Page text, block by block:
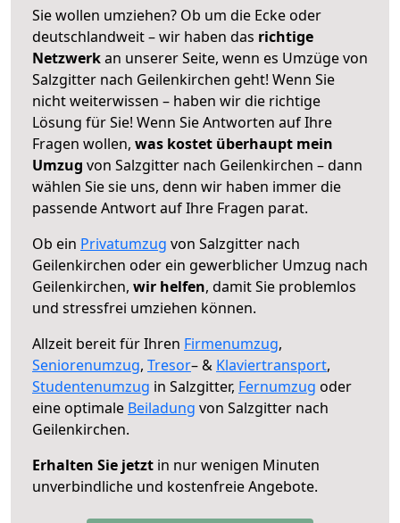
Sie wollen umziehen? Ob um die Ecke oder
deutschlandweit – wir haben das richtige
Netzwerkan unserer Seite, wenn es Umzüge von
Salzgitter nach Geilenkirchen geht! Wenn Sie
nicht weiterwissen – haben wir die richtige
Lösung für Sie! Wenn Sie Antworten auf Ihre
Fragen wollen, was kostet überhaupt mein
Umzug von Salzgitter nach Geilenkirchen – dann
wählen Sie sie uns, denn wir haben immer die
passende Antwort auf Ihre Fragen parat.
Ob ein Privatumzug von Salzgitter nach
Geilenkirchen oder ein gewerblicher Umzug nach
Geilenkirchen, wir helfen, damit Sie problemlos
und stressfrei umziehen können.
Allzeit bereit für Ihren Firmenumzug,
Seniorenumzug, Tresor– & Klaviertransport,
Studentenumzug in Salzgitter, Fernumzug oder
eine optimale Beiladung von Salzgitter nach
Geilenkirchen.
Erhalten Sie jetzt in nur wenigen Minuten
unverbindliche und kostenfreie Angebote.